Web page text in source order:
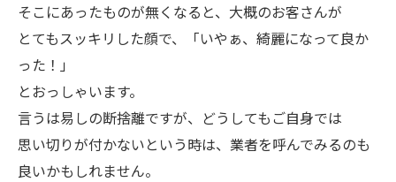
そこにあったものが無くなると、大概のお客さんが
とてもスッキリした顔で、「いやぁ、綺麗になって良か
った！」
とおっしゃいます。
言うは易しの断捨離ですが、どうしてもご自身では
思い切りが付かないという時は、業者を呼んでみるのも
良いかもしれません。